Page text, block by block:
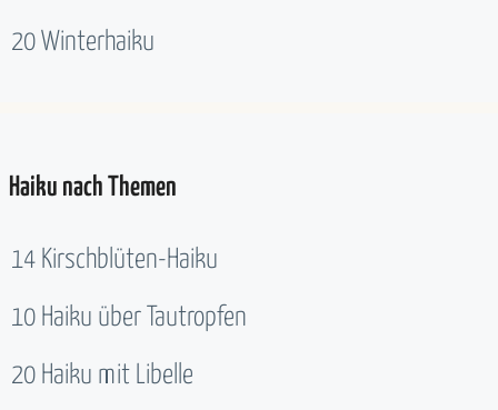
20 Winterhaiku
Haiku nach Themen
14 Kirschblüten-Haiku
10 Haiku über Tautropfen
20 Haiku mit Libelle